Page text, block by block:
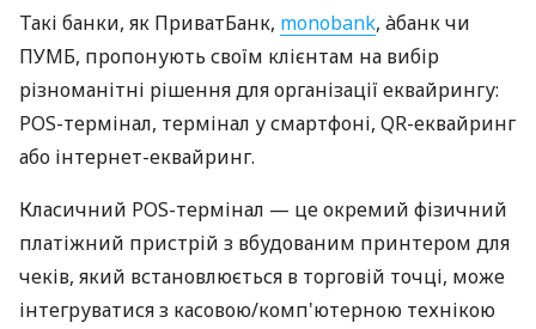
Такі банки, як ПриватБанк, monobank, àбанк чи
ПУМБ, пропонують своїм клієнтам на вибір
різноманітні рішення для організації еквайрингу:
POS-термінал, термінал у смартфоні, QR-еквайринг
або інтернет-еквайринг.
Класичний POS-термінал — це окремий фізичний
платіжний пристрій з вбудованим принтером для
чеків, який встановлюється в торговій точці, може
інтегруватися з касовою/комп'ютерною технікою